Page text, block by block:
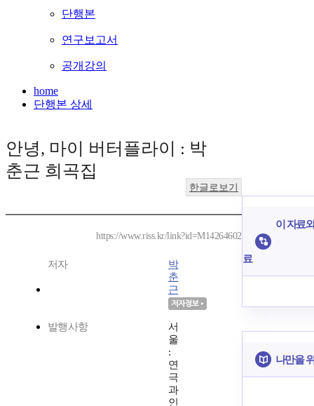
단행본
연구보고서
공개강의
home
단행본 상세
안녕, 마이 버터플라이 : 박
춘근 희곡집
한글로보기
https://www.riss.kr/link?id=M14264602
저자
박
춘
근
발행사항
서
울
:
연
극
과
인
이 자료
료
나만을